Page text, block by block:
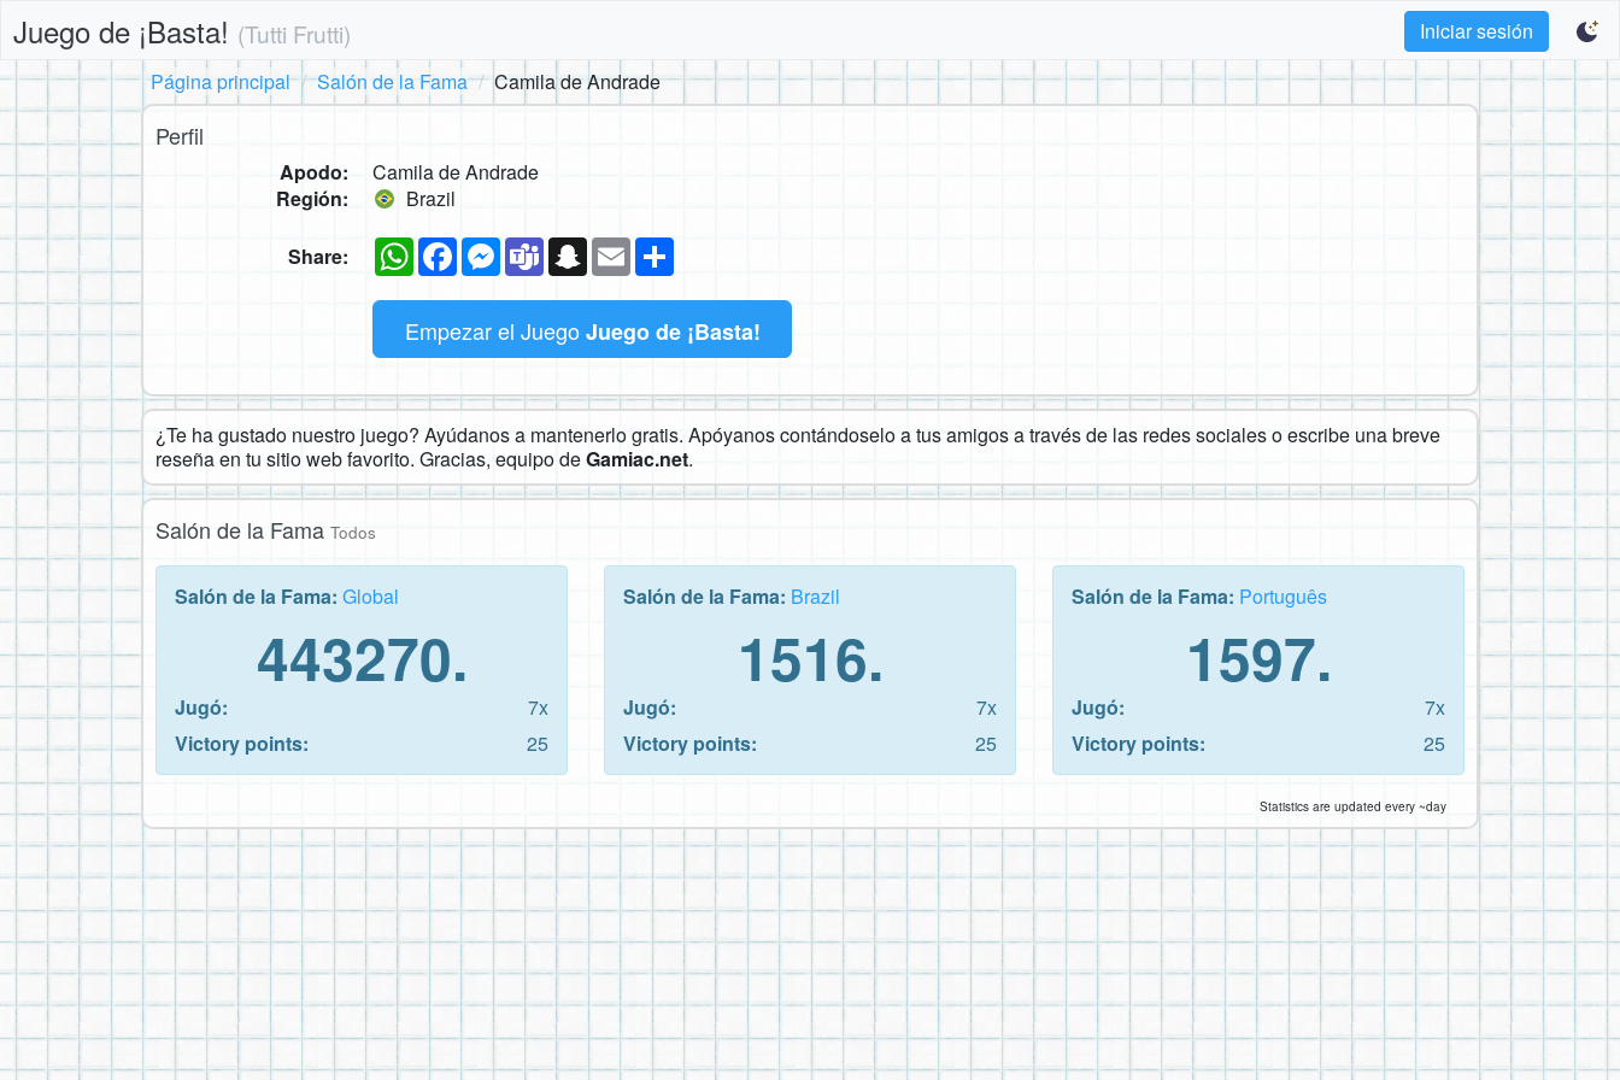
Juego de ¡Basta! (Tutti Frutti)
Iniciar sesión
Página principal
Salón de la Fama Camila de Andrade
Perfil
Apodo:
Camila de Andrade
Región:
Brazil
Share: WhatsAppFacebookMessenger
TeamsSnapchat
Email
Empezar el Juego Juego de ¡Basta!
¿Te ha gustado nuestro juego? Ayúdanos a mantenerlo gratis. Apóyanos contándoselo a tus amigos a través de las redes sociales o escribe una breve
reseña en tu sitio web favorito. Gracias, equipo deGamiac.net.
Salón de la Fama Todos
Salón de la Fama: Global
443270.
Jugó:
7x
Victory points:
25
Salón de la Fama: Brazil
1516.
Jugó:
7x
Victory points:
25
Salón de la Fama: Português
1597.
Jugó:
7x
Victory points:
25
Statistics are updated every ~day